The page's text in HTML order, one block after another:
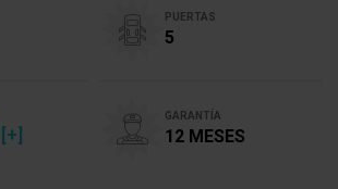
PUERTAS
5
[+]
GARANTÍA
12 MESES